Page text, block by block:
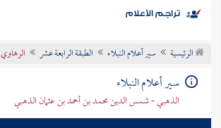
موضوعي
تراجم الأعلام
الرئيسية سير أعلام النبلاء الطبقة الرابعة عشر الرهاوي
سير أعلام النبلاء
الذهبي - شمس الدين محمد بن أحمد بن عثمان الذهبي